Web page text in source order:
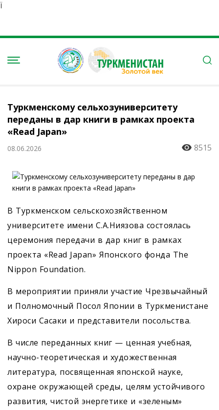
Ï
Туркменскому сельхозуниверситету
переданы в дар книги в рамках проекта
«Read Japan»
08.06.2026 8515
В Туркменском сельскохозяйственном
университете имени С.А.Ниязова состоялась
церемония передачи в дар книг в рамках
проекта «Read Japan» Японского фонда The
Nippon Foundation.
В мероприятии приняли участие Чрезвычайный
и Полномочный Посол Японии в Туркменистане
Хироси Сасаки и представители посольства.
В числе переданных книг — ценная учебная,
научно-теоретическая и художественная
литература, посвященная японской науке,
охране окружающей среды, целям устойчивого
развития, чистой энергетике и «зеленым»